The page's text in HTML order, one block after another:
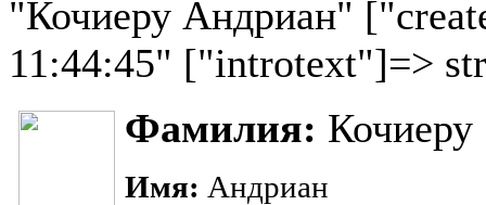
"Кочиеру Андриан"
11:44:45" ["introtext"]=>
Фамилия: Кочиеру
Имя: Андриан